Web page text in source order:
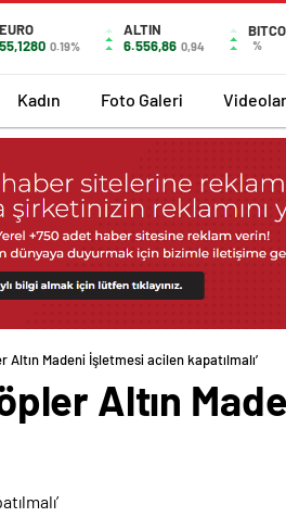
EURO
55,1280 0.19%
ALTIN
6.556,86 0,94 %
Kadın Foto Galeri Videolar
Altın Madeni İşletmesi acilen kapatılmalı’
Altın